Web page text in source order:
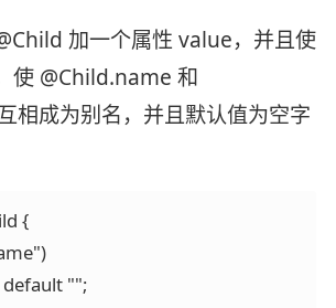
加一个属性 value，并且使
使 @Child.name 和
相成为别名，并且默认值为空字
{
"";